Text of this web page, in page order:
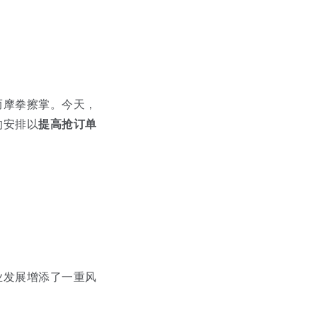
拳擦掌。今天，
排以提高抢订单
展增添了一重风